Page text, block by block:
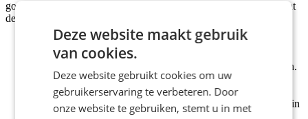
goed in de gaten en signaleert veranderingen. Zo zorg je ervoor dat
de begeleiding goed blijft aansluiten bij wat iemand nodig heeft.
Je helpt bij het opstellen en uitvoeren van
begeleidingsplannen.
Je ondersteunt cliënten bij hun dagelijks leven en activiteiten.
Je signaleert veranderingen en schakelt waar nodig met
collega’s.
Je helpt collega’s, begeleidt stagiaires en werkt goed samen in
het team.
Deze website maakt gebruik
van cookies.
Deze website gebruikt cookies om uw
gebruikerservaring te verbeteren. Door
onze website te gebruiken, stemt u in met